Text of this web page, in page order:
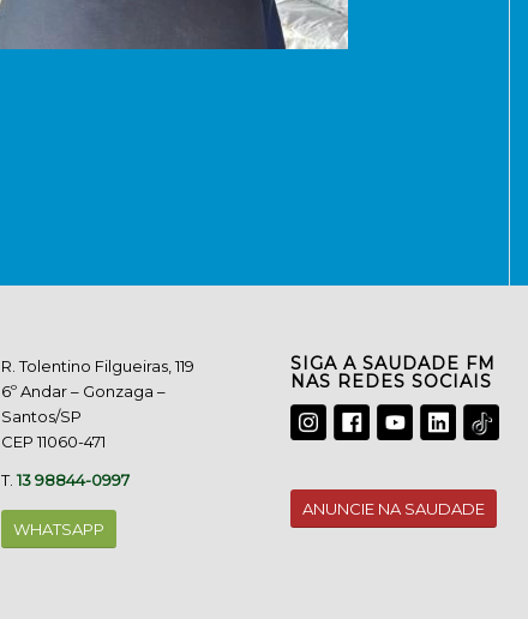
R. Tolentino Filgueiras, 119
6º Andar – Gonzaga –
Santos/SP
CEP 11060-471
T.13 98844-0997
WHATSAPP
SIGA A SAUDADE FM
NAS REDES SOCIAIS
ANUNCIE NA SAUDADE